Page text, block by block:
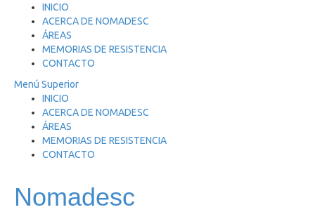
contenido
INICIO
ACERCA DE NOMADESC
ÁREAS
MEMORIAS DE RESISTENCIA
CONTACTO
Menú Superior
INICIO
ACERCA DE NOMADESC
ÁREAS
MEMORIAS DE RESISTENCIA
CONTACTO
Nomadesc